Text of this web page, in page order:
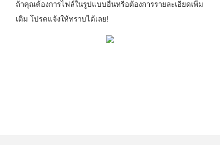
ถ้าคุณต้องการไฟล์ในรูปแบบอื่นหรือต้องการรายละเอียดเพิ่ม
เติม โปรดแจ้งให้ทราบได้เลย!